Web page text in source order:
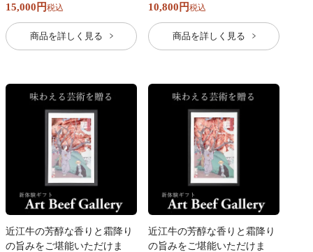
15,000 税込
商品を詳しく見る
10,800 税込
商品を詳しく見る
近江牛の芳醇な香りと霜降り
の旨みをご堪能いただけま
近江牛の芳醇な香りと霜降り
の旨みをご堪能いただけま